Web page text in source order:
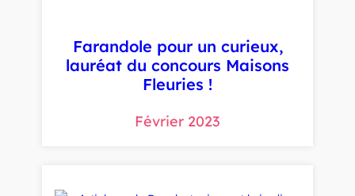
Farandole pour un curieux,
lauréat du concours Maisons
Fleuries !
Février 2023